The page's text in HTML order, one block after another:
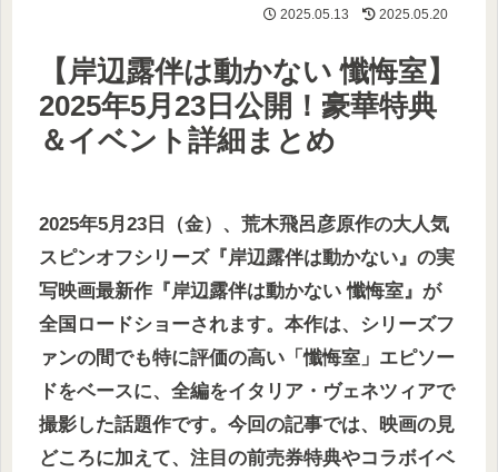
2025.05.13 2025.05.20
【岸辺露伴は動かない 懺悔室】
2025年5月23日公開！豪華特典
＆イベント詳細まとめ
2025年5月23日（金）、荒木飛呂彦原作の大人気
スピンオフシリーズ『岸辺露伴は動かない』の実
写映画最新作『岸辺露伴は動かない 懺悔室』が
全国ロードショーされます。本作は、シリーズフ
ァンの間でも特に評価の高い「懺悔室」エピソー
ドをベースに、全編をイタリア・ヴェネツィアで
撮影した話題作です。今回の記事では、映画の見
どころに加えて、注目の前売券特典やコラボイベ